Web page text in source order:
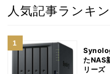
人気記事ランキ
たNAS
リーズ